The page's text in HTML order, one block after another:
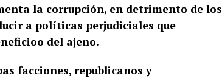
la corrupción, en detrimento de los
a políticas perjudiciales que
del ajeno.
facciones, republicanos y